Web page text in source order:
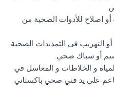
اصلاح للأدوات الصحية من
التهريب في التمديدات الصحية
أو سباك صحي.
و الخلاطات و المغاسل في
على يد فني صحي باكستاني